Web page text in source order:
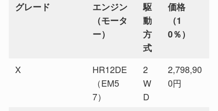
グレード
エンジン
（モータ
ー）
駆
動
方
式
価格
（1
0％）
X
HR12DE
（EM5
7）
2
W
D
2,798,90
0円